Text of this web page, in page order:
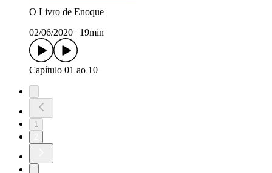
O Livro de Enoque
02/06/2020
19min
Capítulo 01 ao 10
1